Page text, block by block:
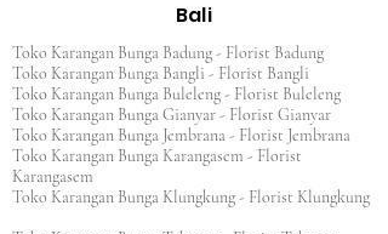
Bali
Toko Karangan Bunga Badung - Florist Badung
Toko Karangan Bunga Bangli - Florist Bangli
Toko Karangan Bunga Buleleng - Florist Buleleng
Toko Karangan Bunga Gianyar - Florist Gianyar
Toko Karangan Bunga Jembrana - Florist Jembrana
Toko Karangan Bunga Karangasem - Florist
Karangasem
Toko Karangan Bunga Klungkung - Florist Klungkung